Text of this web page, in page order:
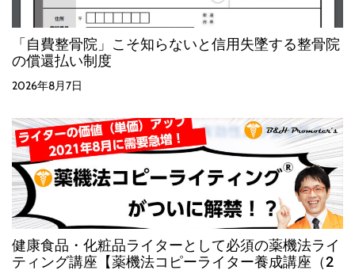
「自費整骨院」こそ知らないと信用失墜する整骨院
の償還払い制度
2026年8月7日
健康食品・化粧品ライターとして必須の薬機法ライ
ティング講座【薬機法コピーライター養成講座（2